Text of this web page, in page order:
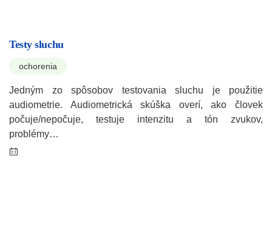
Testy sluchu
ochorenia
Jedným zo spôsobov testovania sluchu je použitie
audiometrie. Audiometrická skúška overí, ako človek
počuje/nepočuje, testuje intenzitu a tón zvukov,
problémy…